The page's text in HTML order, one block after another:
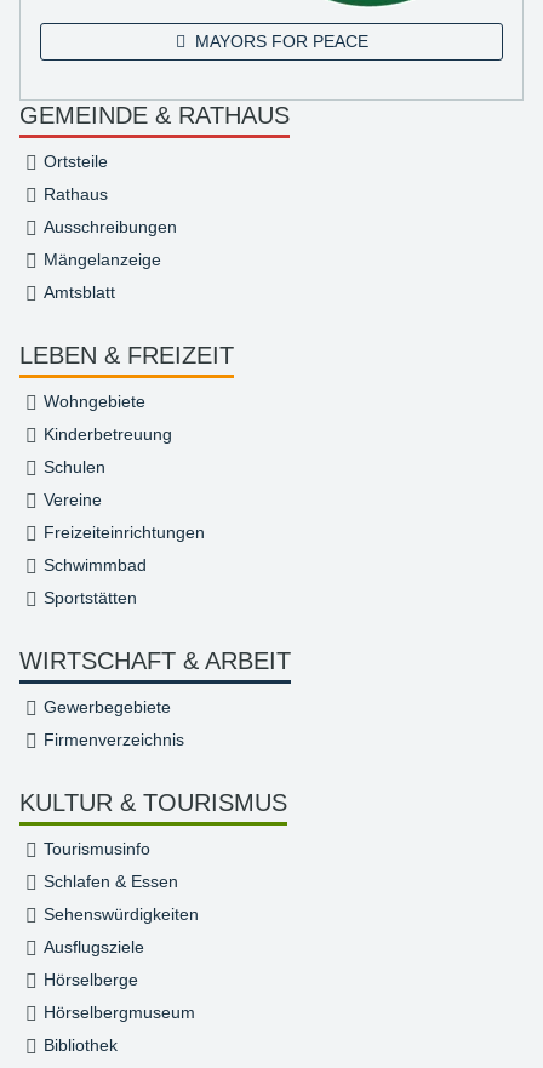
MAYORS FOR PEACE
GEMEINDE & RATHAUS
Ortsteile
Rathaus
Ausschreibungen
Mängelanzeige
Amtsblatt
LEBEN & FREIZEIT
Wohngebiete
Kinderbetreuung
Schulen
Vereine
Freizeiteinrichtungen
Schwimmbad
Sportstätten
WIRTSCHAFT & ARBEIT
Gewerbegebiete
Firmenverzeichnis
KULTUR & TOURISMUS
Tourismusinfo
Schlafen & Essen
Sehenswürdigkeiten
Ausflugsziele
Hörselberge
Hörselbergmuseum
Bibliothek